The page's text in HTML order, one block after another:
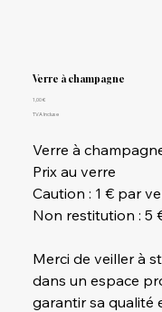
Verre à champagne
Prix
1,00 €
TVA Incluse
Verre à
Prix au verre
Caution : 1 € par
Non restitution : 5
Merci de veiller à
dans un espace
garantir sa qualité